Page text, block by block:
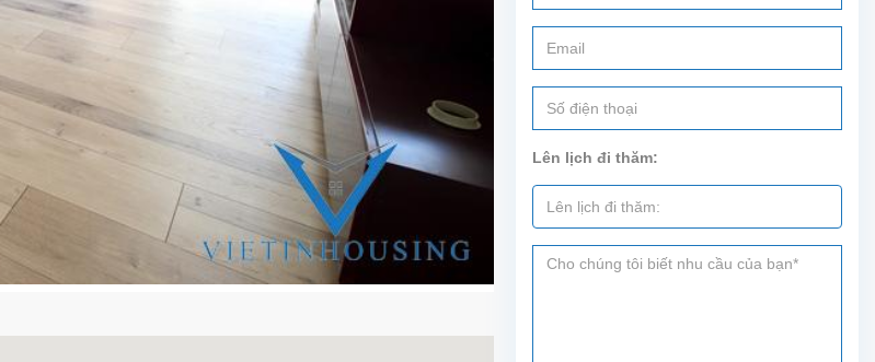
Lên lịch đi thăm: